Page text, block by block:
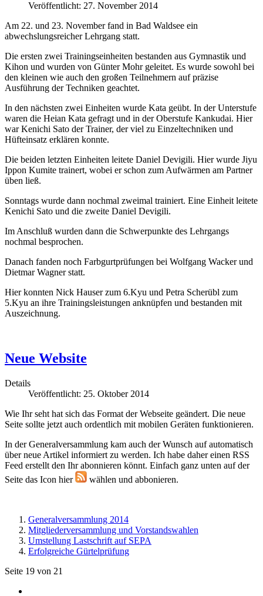
Veröffentlicht: 27. November 2014
Am 22. und 23. November fand in Bad Waldsee ein
abwechslungsreicher Lehrgang statt.
Die ersten zwei Trainingseinheiten bestanden aus Gymnastik und
Kihon und wurden von Günter Mohr geleitet. Es wurde sowohl bei
den kleinen wie auch den großen Teilnehmern auf präzise
Ausführung der Techniken geachtet.
In den nächsten zwei Einheiten wurde Kata geübt. In der Unterstufe
waren die Heian Kata gefragt und in der Oberstufe Kankudai. Hier
war Kenichi Sato der Trainer, der viel zu Einzeltechniken und
Hüfteinsatz erklären konnte.
Die beiden letzten Einheiten leitete Daniel Devigili. Hier wurde Jiyu
Ippon Kumite trainert, wobei er schon zum Aufwärmen am Partner
üben ließ.
Sonntags wurde dann nochmal zweimal trainiert. Eine Einheit leitete
Kenichi Sato und die zweite Daniel Devigili.
Im Anschluß wurden dann die Schwerpunkte des Lehrgangs
nochmal besprochen.
Danach fanden noch Farbgurtprüfungen bei Wolfgang Wacker und
Dietmar Wagner statt.
Hier konnten Nick Hauser zum 6.Kyu und Petra Scherübl zum
5.Kyu an ihre Trainingsleistungen anknüpfen und bestanden mit
Auszeichnung.
Neue Website
Details
Veröffentlicht: 25. Oktober 2014
Wie Ihr seht hat sich das Format der Webseite geändert. Die neue
Seite sollte jetzt auch ordentlich mit mobilen Geräten funktionieren.
In der Generalversammlung kam auch der Wunsch auf automatisch
über neue Artikel informiert zu werden. Ich habe daher einen RSS
Feed erstellt den Ihr abonnieren könnt. Einfach ganz unten auf der
Seite das Icon hier
wählen und abbonieren.
Generalversammlung 2014
Mitgliederversammlung und Vorstandswahlen
Umstellung Lastschrift auf SEPA
Erfolgreiche Gürtelprüfung
Seite 19 von 21